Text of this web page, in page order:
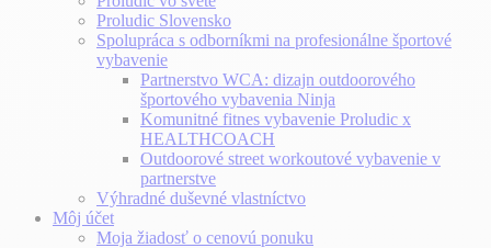
Proludic Slovensko
Spolupráca s odborníkmi na profesionálne športové
vybavenie
Partnerstvo WCA: dizajn outdoorového
športového vybavenia Ninja
Komunitné fitnes vybavenie Proludic x
HEALTHCOACH
Outdoorové street workoutové vybavenie v
partnerstve
Výhradné duševné vlastníctvo
Môj účet
Moja žiadosť o cenovú ponuku